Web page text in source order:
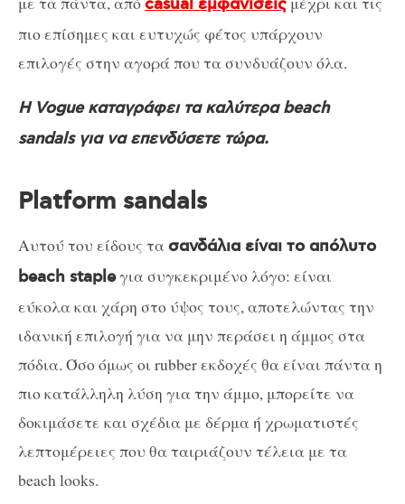
casual εμφανίσεις
πιο επίσημες και ευτυχώς φέτος υπάρχουν
επιλογές στην αγορά που τα συνδυάζουν όλα.
Η Vogue καταγράφει τα καλύτερα beach
sandals για να επενδύσετε τώρα.
Platform sandals
Αυτού του είδους τα σανδάλια είναι το απόλυτο
beach stapleγια συγκεκριμένο λόγο: είναι
εύκολα και χάρη στο ύψος τους, αποτελώντας την
ιδανική επιλογή για να μην περάσει η άμμος στα
πόδια. Όσο όμως οι rubber εκδοχές θα είναι πάντα η
πιο κατάλληλη λύση για την άμμο, μπορείτε να
δοκιμάσετε και σχέδια με δέρμα ή χρωματιστές
λεπτομέρειες που θα ταιριάζουν τέλεια με τα
beach looks.